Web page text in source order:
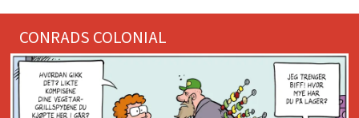
CONRADS COLONIAL